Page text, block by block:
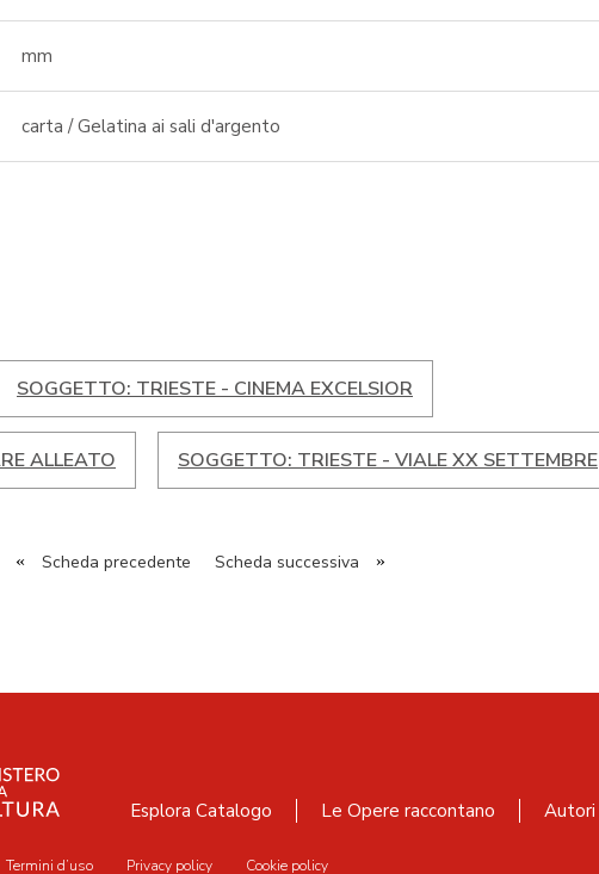
mm
carta / Gelatina ai sali d'argento
SOGGETTO: TRIESTE - CINEMA EXCELSIOR
ALLEATO SOGGETTO: TRIESTE - VIALE XX SETTEMBRE
« Scheda precedente Scheda successiva »
Esplora Catalogo Le Opere raccontano Autori
Termini d’uso Privacy policy Cookie policy